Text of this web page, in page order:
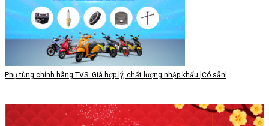
Phụ tùng chính hãng TVS: Giá hợp lý, chất lượng nhập khẩu [Có sẵn]